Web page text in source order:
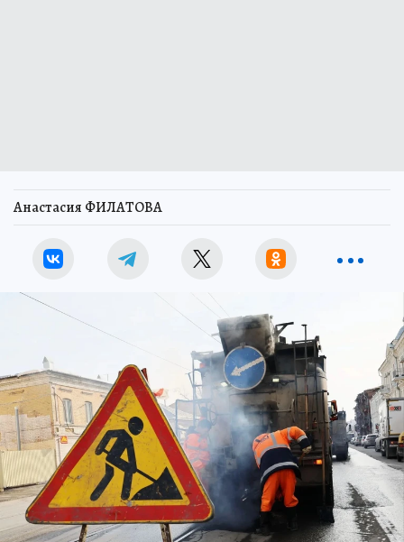
Анастасия ФИЛАТОВА